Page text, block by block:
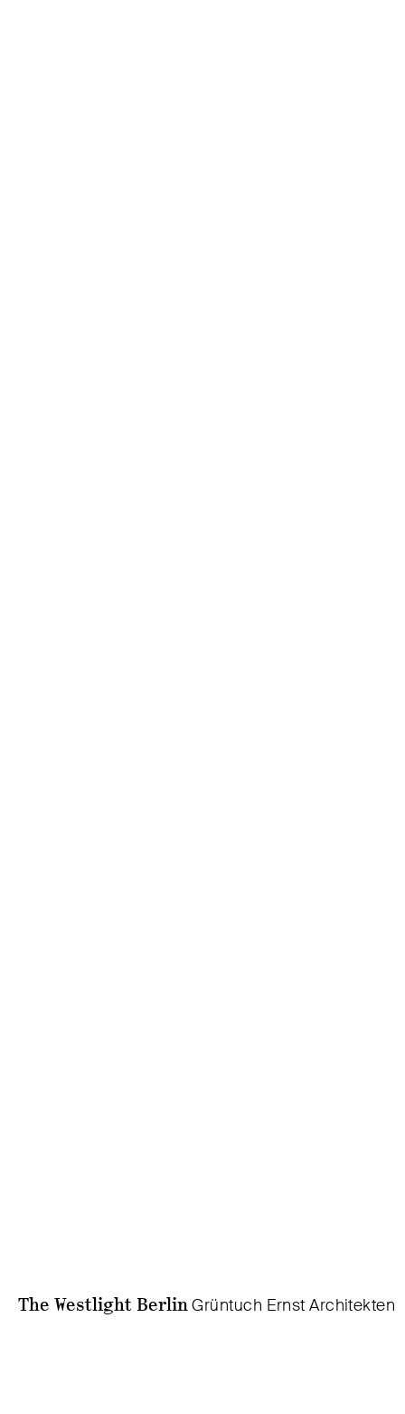
The Westlight BerlinGrüntuch Ernst Architekten